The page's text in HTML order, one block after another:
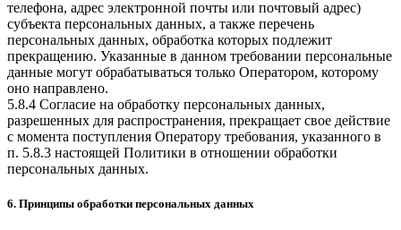
телефона, адрес электронной почты или почтовый адрес)
субъекта персональных данных, а также перечень
персональных данных, обработка которых подлежит
прекращению. Указанные в данном требовании персональные
данные могут обрабатываться только Оператором, которому
оно направлено.
5.8.4 Согласие на обработку персональных данных,
разрешенных для распространения, прекращает свое действие
с момента поступления Оператору требования, указанного в
п. 5.8.3 настоящей Политики в отношении обработки
персональных данных.
6. Принципы обработки персональных данных